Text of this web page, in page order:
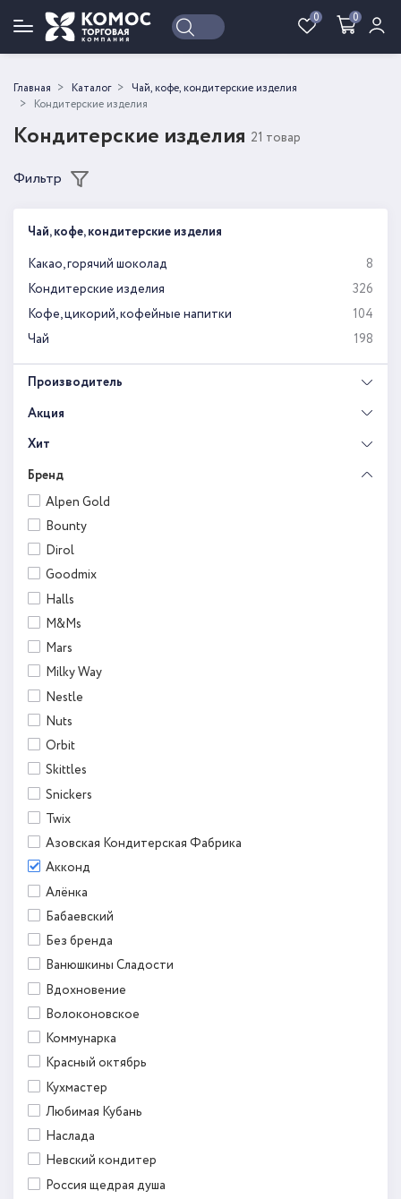
0 0
Войти Регистрация
Главная Каталог
Чай, кофе, кондитерские изделия
Кондитерские изделия
Кондитерские изделия 21 товар
Фильтр
Чай, кофе, кондитерские изделия
Какао, горячий шоколад
8
Кондитерские изделия
326
Кофе, цикорий, кофейные напитки
104
Чай
198
Производитель
Акция
Хит
Бренд
Alpen Gold
Bounty
Dirol
Goodmix
Halls
M&Ms
Mars
Milky Way
Nestle
Nuts
Orbit
Skittles
Snickers
Twix
Азовская Кондитерская Фабрика
Акконд
Алёнка
Бабаевский
Без бренда
Ванюшкины Сладости
Вдохновение
Волоконовское
Коммунарка
Красный октябрь
Кухмастер
Любимая Кубань
Наслада
Невский кондитер
Россия щедрая душа